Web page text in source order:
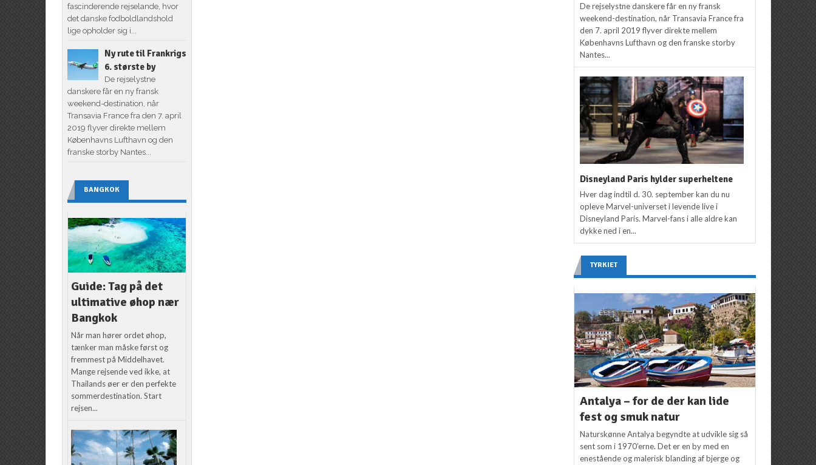
fascinderende rejselande, hvor
det danske fodboldlandshold
lige opholder sig i...
Ny rute til Frankrigs
6. største by
De rejselystne
danskere får en ny fransk
weekend-destination, når
Transavia France fra den 7. april
2019 flyver direkte mellem
Københavns Lufthavn og den
franske storby Nantes...
BANGKOK
Guide: Tag på det
ultimative øhop nær
Bangkok
Når man hører ordet øhop,
tænker man måske først og
fremmest på Middelhavet.
Mange rejsende ved ikke, at
Thailands øer er den perfekte
sommerdestination. Start
rejsen...
De rejselystne danskere får en ny fransk
weekend-destination, når Transavia France fra
den 7. april 2019 flyver direkte mellem
Københavns Lufthavn og den franske storby
Nantes...
Disneyland Paris hylder superheltene
Hver dag indtil d. 30. september kan du nu
opleve Marvel-universet i levende live i
Disneyland Paris. Marvel-fans i alle aldre kan
dykke ned i en...
TYRKIET
Antalya – for de der kan lide
fest og smuk natur
Naturskønne Antalya begyndte at udvikle sig så
sent som i 1970’erne. Det er en by med en
enestående og malerisk blanding af bjerge og